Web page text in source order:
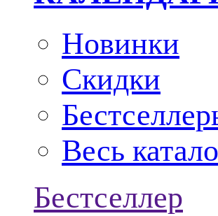
Новинки
Скидки
Весь
Бестселлер